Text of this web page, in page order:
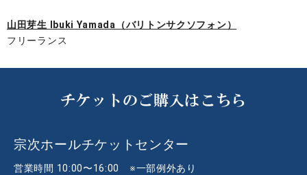
山田芽生 Ibuki Yamada（バリトンサクソフォン）
​フリーランス
チケットのご購入はこちら
宗次ホールチケットセンター
営業時間 10:00〜16:00 ※一部例外あり